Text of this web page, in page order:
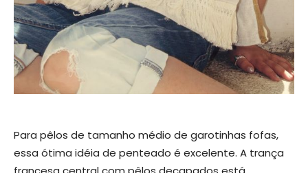
Para pêlos de tamanho médio de garotinhas fofas,
essa ótima idéia de penteado é excelente. A trança